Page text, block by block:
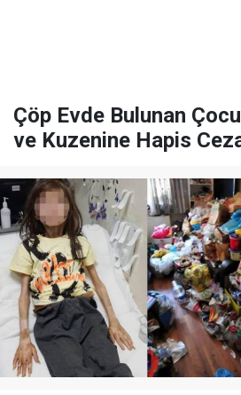
Çöp Evde Bulunan
ve Kuzenine Hapis